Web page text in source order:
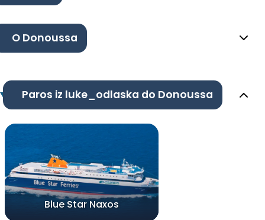
O Donoussa
Paros iz luke_odlaska do Donoussa
Blue Star Naxos